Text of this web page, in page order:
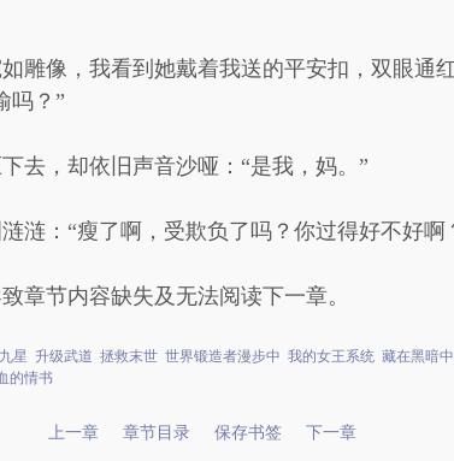
雕像，我看到她戴着我送的平安扣，双眼通
吗？”
去，却依旧声音沙哑：“是我，妈。”
涟：“瘦了啊，受欺负了吗？你过得好不好啊
章节内容缺失及无法阅读下一章。
星 升级武道 拯救末世 世界锻造者漫步中 我的女王系统 藏在黑暗
的情书
上一章 章节目录 保存书签 下一章